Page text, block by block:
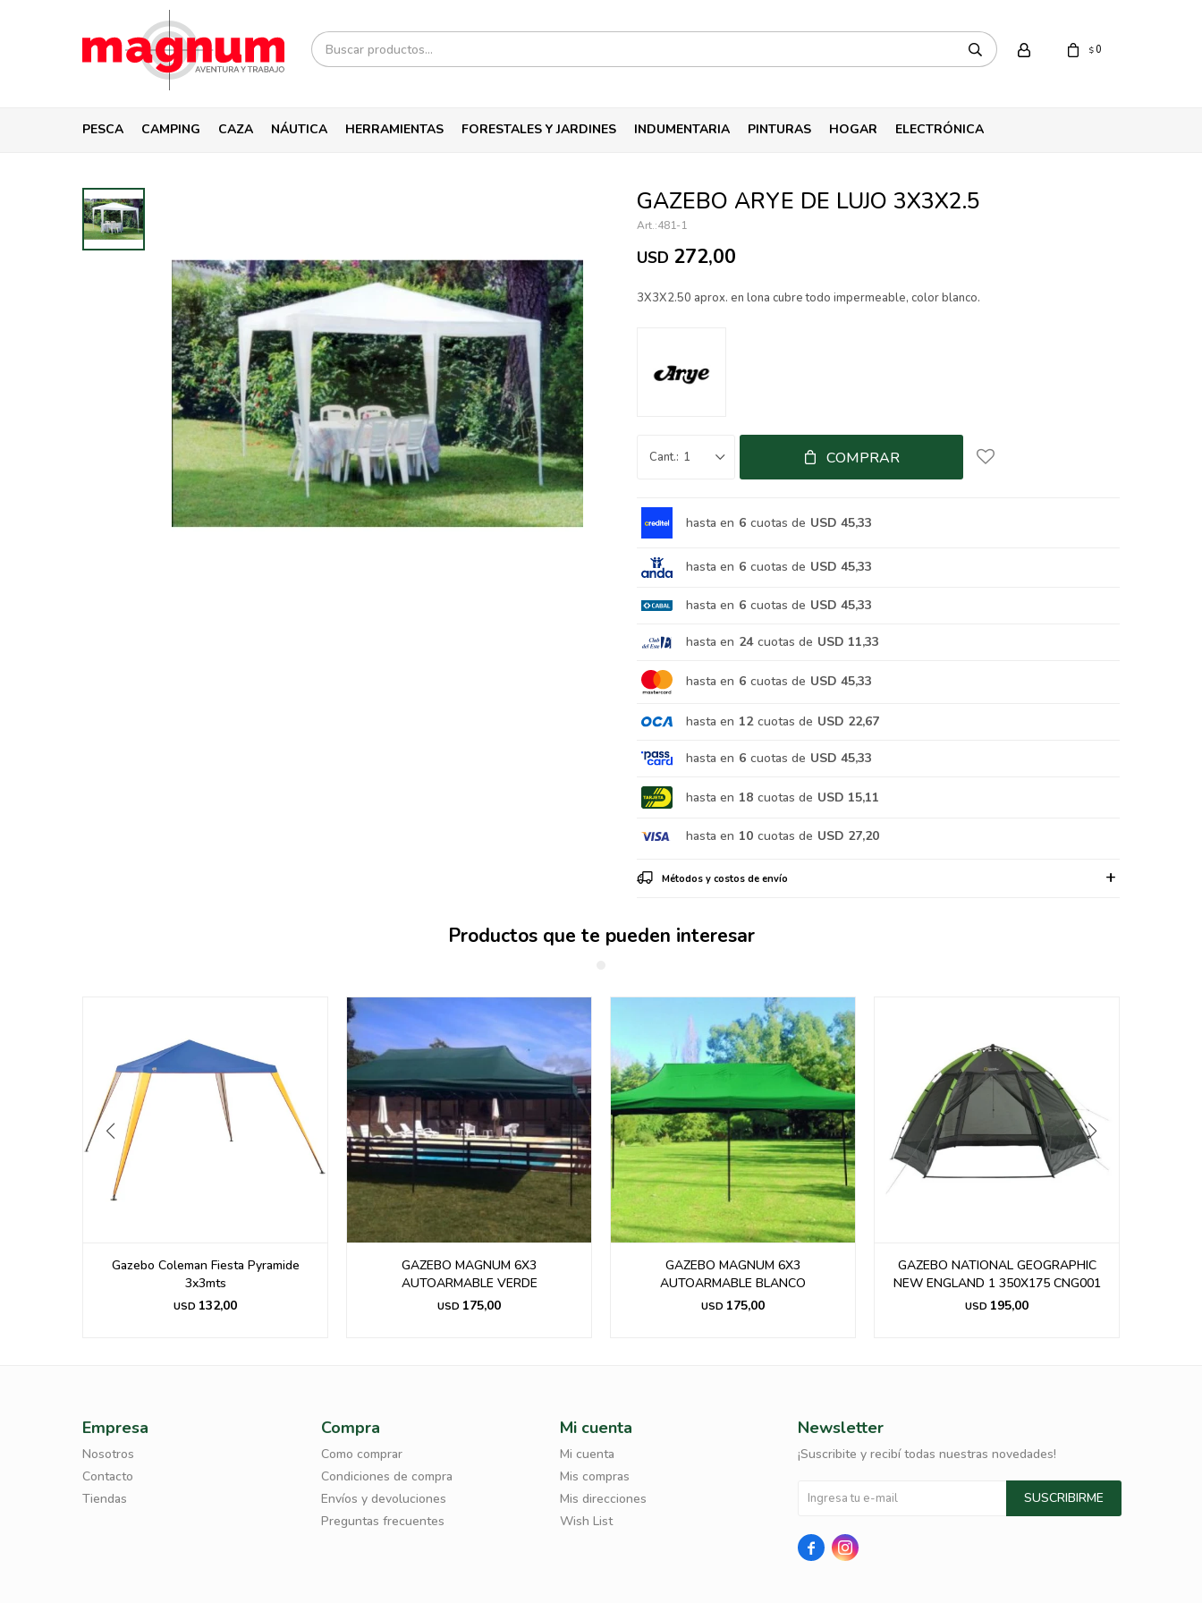
PESCA CAMPING CAZA NÁUTICA HERRAMIENTAS FORESTALES Y JARDINES INDUMENTARIA PINTURAS HOGAR ELECTRÓNICA
$ 0
GAZEBO ARYE DE LUJO 3X3X2.5
481-1
USD 272,00
3X3X2.50 aprox. en lona cubre todo impermeable, color blanco.
1 COMPRAR
hasta en 6 cuotas de USD 45,33
hasta en 6 cuotas de USD 45,33
hasta en 6 cuotas de USD 45,33
hasta en 24 cuotas de USD 11,33
hasta en 6 cuotas de USD 45,33
hasta en 12 cuotas de USD 22,67
hasta en 6 cuotas de USD 45,33
hasta en 18 cuotas de USD 15,11
hasta en 10 cuotas de USD 27,20
Métodos y costos de envío
Productos que te pueden interesar
Gazebo Coleman Fiesta Pyramide
3x3mts
USD 132,00
GAZEBO MAGNUM 6X3
AUTOARMABLE VERDE
USD 175,00
GAZEBO MAGNUM 6X3
AUTOARMABLE BLANCO
USD 175,00
GAZEBO NATIONAL GEOGRAPHIC
NEW ENGLAND 1 350X175 CNG001
USD 195,00
Empresa
Nosotros
Contacto
Tiendas
Compra
Como comprar
Condiciones de compra
Envíos y devoluciones
Preguntas frecuentes
Mi cuenta
Mi cuenta
Mis compras
Mis direcciones
Wish List
Newsletter
¡Suscribite y recibí todas nuestras novedades!
SUSCRIBIRME
 